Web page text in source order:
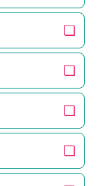
❏
❏
❏
❏